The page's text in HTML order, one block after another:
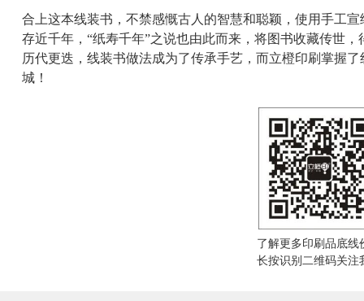
合上这本线装书，不禁感慨古人的智慧和聪颖，使用手工
存近千年，“纸寿千年”之说也由此而来，将图书收藏传世
历代更迭，线装书做法成为了传承手艺，而立橙印刷掌握
城！
了解更多印刷品底线
长按识别二维码关注